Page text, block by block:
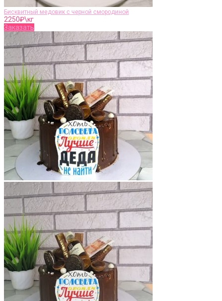
Бисквитный медовик с черной смородиной
2250₽\кг
Заказать